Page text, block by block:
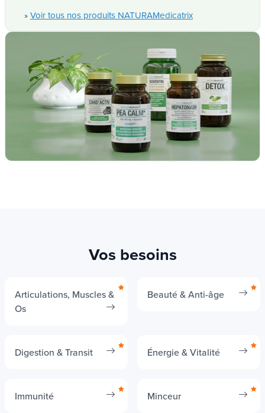
» Voir tous nos produits NATURAMedicatrix
Vos besoins
Articulations, Muscles &
Os
Beauté & Anti-âge
Digestion & Transit Énergie & Vitalité
Immunité Minceur